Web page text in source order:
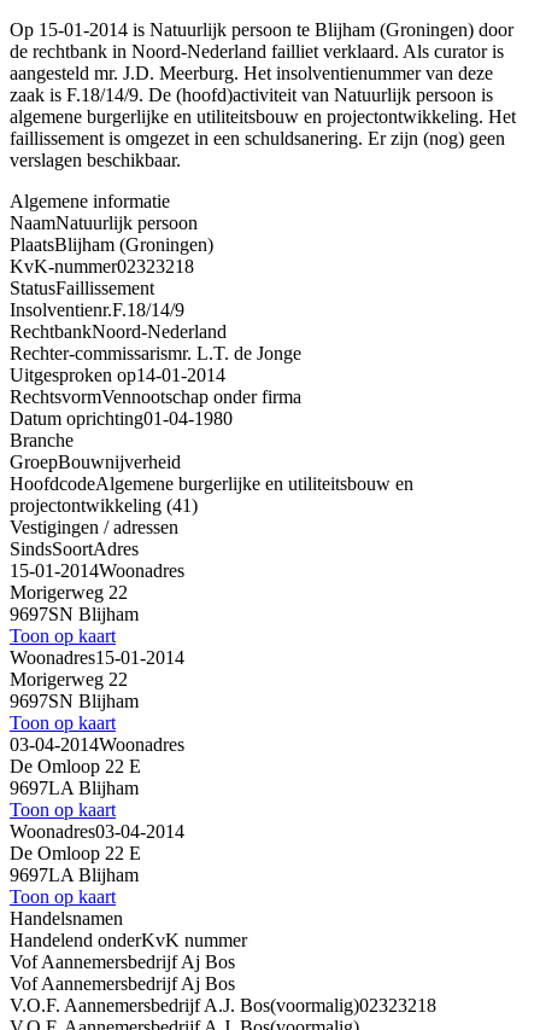
Op 15-01-2014 is Natuurlijk persoon te Blijham (Groningen) door
de rechtbank in Noord-Nederland failliet verklaard. Als curator is
aangesteld mr. J.D. Meerburg. Het insolventienummer van deze
zaak is F.18/14/9. De (hoofd)activiteit van Natuurlijk persoon is
algemene burgerlijke en utiliteitsbouw en projectontwikkeling. Het
faillissement is omgezet in een schuldsanering. Er zijn (nog) geen
verslagen beschikbaar.
Algemene informatie
NaamNatuurlijk persoon
PlaatsBlijham (Groningen)
KvK-nummer02323218
StatusFaillissement
Insolventienr.F.18/14/9
RechtbankNoord-Nederland
Rechter-commissarismr. L.T. de Jonge
Uitgesproken op14-01-2014
RechtsvormVennootschap onder firma
Datum oprichting01-04-1980
Branche
GroepBouwnijverheid
HoofdcodeAlgemene burgerlijke en utiliteitsbouw en
projectontwikkeling (41)
Vestigingen / adressen
SindsSoortAdres
15-01-2014Woonadres
Morigerweg 22
9697SN Blijham
Toon op kaart
Woonadres15-01-2014
Morigerweg 22
9697SN Blijham
Toon op kaart
03-04-2014Woonadres
De Omloop 22 E
9697LA Blijham
Toon op kaart
Woonadres03-04-2014
De Omloop 22 E
9697LA Blijham
Toon op kaart
Handelsnamen
Handelend onderKvK nummer
Vof Aannemersbedrijf Aj Bos
Vof Aannemersbedrijf Aj Bos
V.O.F. Aannemersbedrijf A.J. Bos(voormalig)02323218